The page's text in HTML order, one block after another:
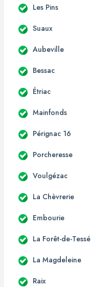
Les Pins
Suaux
Aubeville
Bessac
Étriac
Mainfonds
Pérignac 16
Porcheresse
Voulgézac
La Chèvrerie
Embourie
La Forêt-de-Tessé
La Magdeleine
Raix